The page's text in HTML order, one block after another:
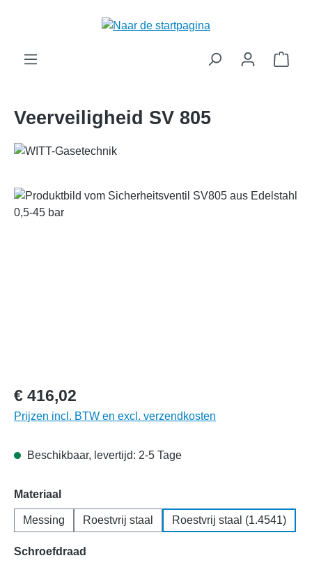
Veerveiligheid SV 805
Afbeeldingengalerij overslaan
€ 416,02
Prijzen incl. BTW en excl. verzendkosten
Beschikbaar, levertijd: 2-5 Tage
Selecteer
Materiaal
Messing Roestvrij staal Roestvrij staal (1.4541)
Selecteer
Schroefdraad